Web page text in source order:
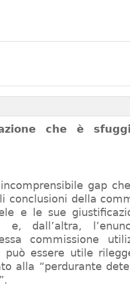
che è
gap
conclusioni della
e le sue
e, dall’altra,
commissione
può essere utile
alla “perdurante